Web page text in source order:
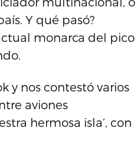
Y qué pasó?
monarca del pico
y nos contestó varios
aviones
hermosa isla’, con